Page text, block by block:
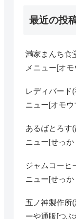
最近の投
満家まんち食
メニュー[オ
レディバード
ニュー[オモウ
あるばとろす
ニュー[せっか
ジャムコーヒ
ニュー[せっか
五ノ神製作所
ーや通販[つぶ